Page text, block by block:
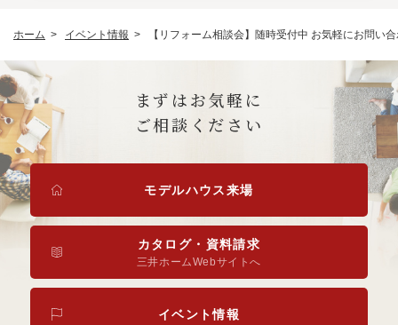
ホーム イベント情報 【リフォーム相談会】随時受付中 お気軽にお問い
まずはお気軽に
ご相談ください
モデルハウス来場
カタログ・資料請求
三井ホームWebサイトへ
イベント情報